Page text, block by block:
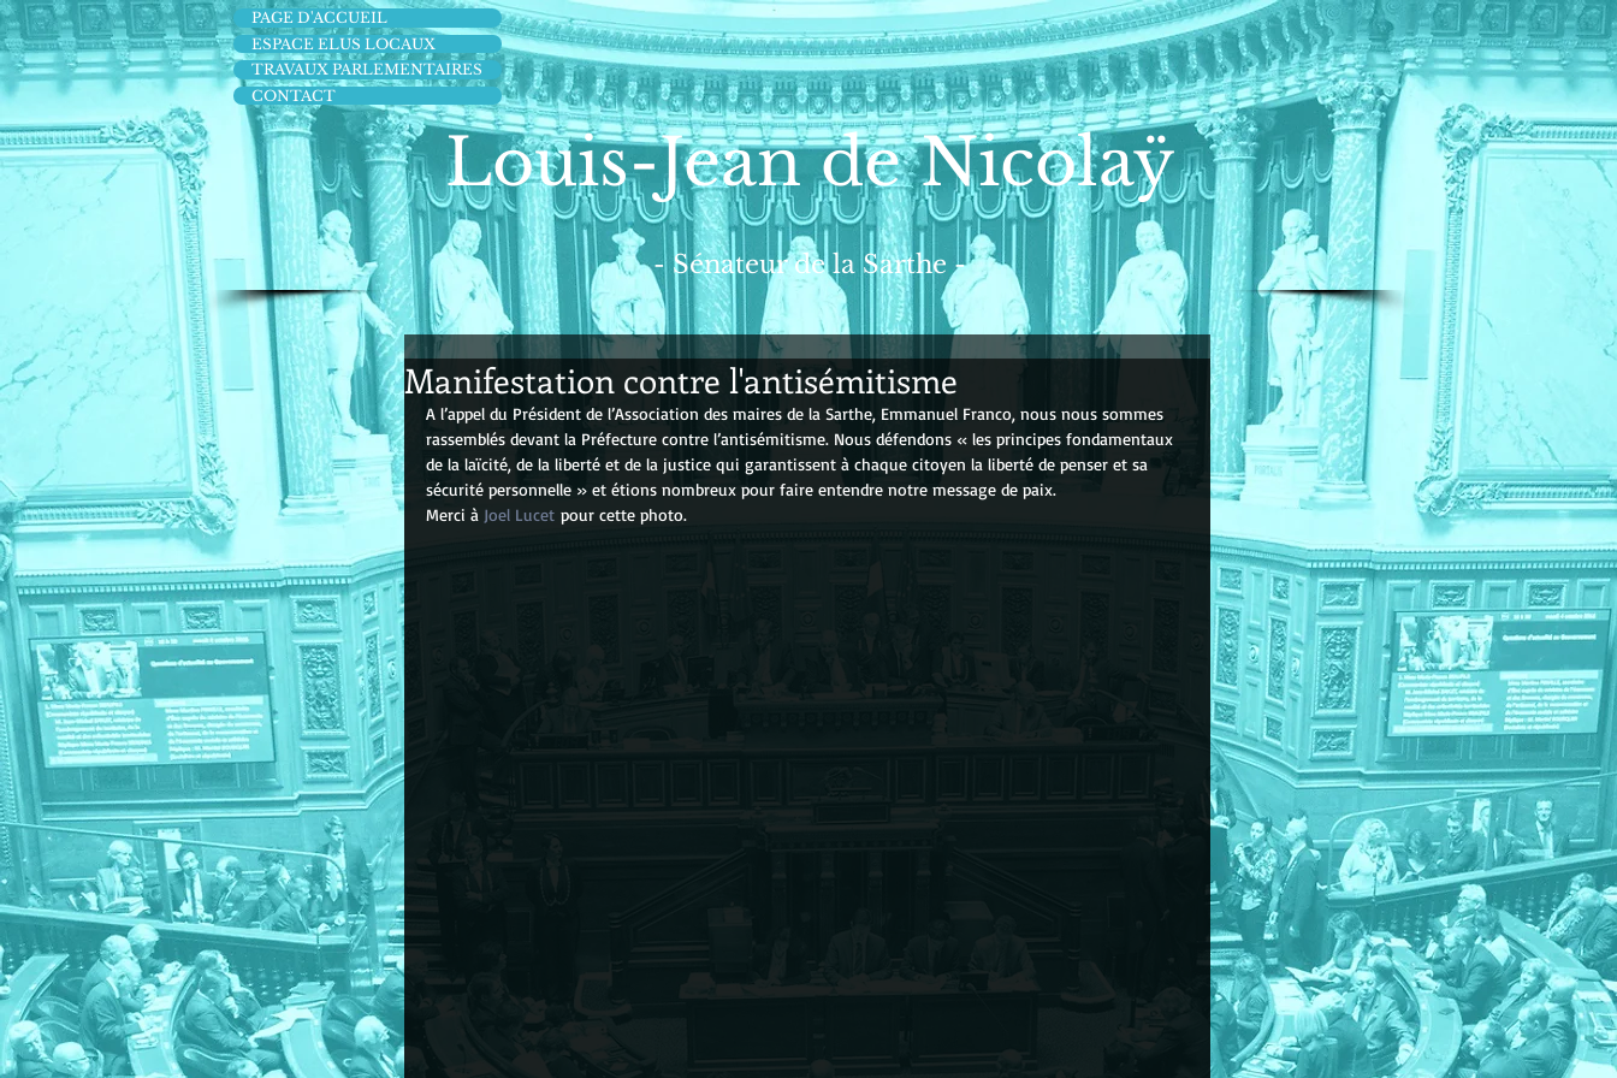
PAGE D'ACCUEIL
ESPACE ELUS LOCAUX
TRAVAUX PARLEMENTAIRES
CONTACT
Louis-Jean de Nicolaÿ
- Sénateur de la Sarthe -
Manifestation contre l'antisémitisme
A l’appel du Président de l’Association des maires de la Sarthe, Emmanuel Franco, nous nous sommes
rassemblés devant la Préfecture contre l’antisémitisme. Nous défendons « les principes fondamentaux
de la laïcité, de la liberté et de la justice qui garantissent à chaque citoyen la liberté de penser et sa
sécurité personnelle » et étions nombreux pour faire entendre notre message de paix.
Merci à Joel Lucet pour cette photo.